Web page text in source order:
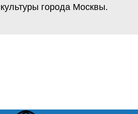
города Москвы.